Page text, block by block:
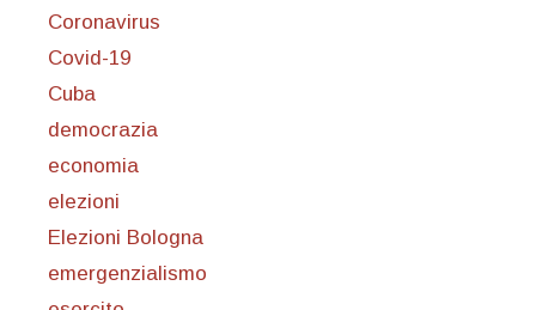
Coronavirus
Covid-19
Cuba
democrazia
economia
elezioni
Elezioni Bologna
emergenzialismo